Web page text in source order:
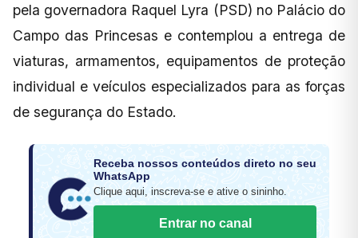
pela governadora Raquel Lyra (PSD) no Palácio do
Campo das Princesas e contemplou a entrega de
viaturas, armamentos, equipamentos de proteção
individual e veículos especializados para as forças
de segurança do Estado.
Receba nossos conteúdos direto no seu
WhatsApp
Clique aqui, inscreva-se e ative o sininho.
Entrar no canal